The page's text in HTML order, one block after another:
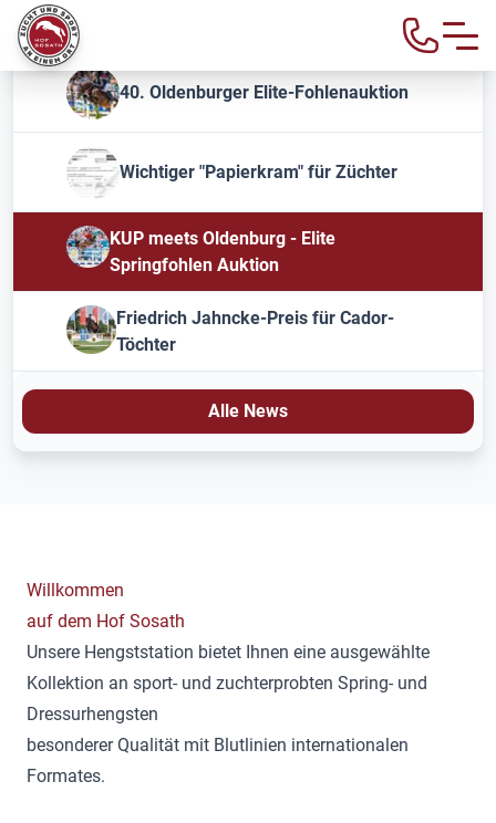
40. Oldenburger Elite-Fohlenauktion
Wichtiger "Papierkram" für Züchter
KUP meets Oldenburg - Elite
Springfohlen Auktion
Friedrich Jahncke-Preis für Cador-
Töchter
Alle News
Willkommen
auf dem Hof Sosath
Unsere Hengststation bietet Ihnen eine ausgewählte
Kollektion an sport- und zuchterprobten Spring- und
Dressurhengsten
besonderer Qualität mit Blutlinien internationalen
Formates.